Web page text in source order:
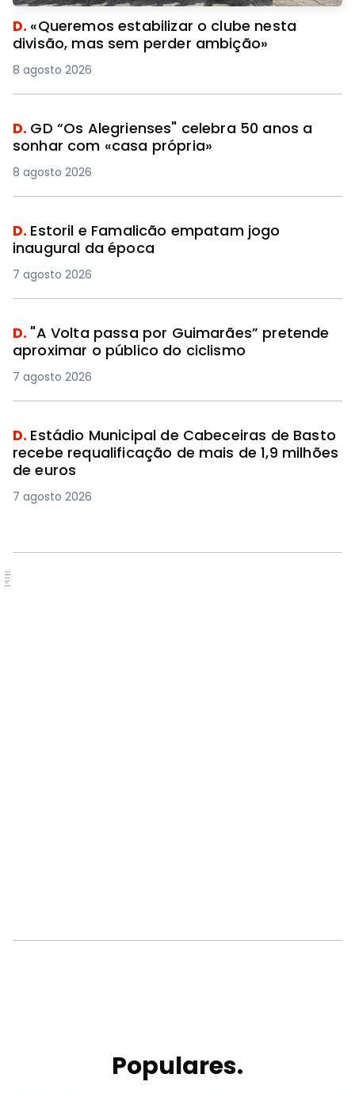
D. «Queremos estabilizar o clube nesta
divisão, mas sem perder ambição»
8 agosto 2026
D. GD “Os Alegrienses" celebra 50 anos a
sonhar com «casa própria»
8 agosto 2026
D. Estoril e Famalicão empatam jogo
inaugural da época
7 agosto 2026
D. "A Volta passa por Guimarães” pretende
aproximar o público do ciclismo
7 agosto 2026
D. Estádio Municipal de Cabeceiras de Basto
recebe requalificação de mais de 1,9 milhões
de euros
7 agosto 2026
PUB.
Populares.